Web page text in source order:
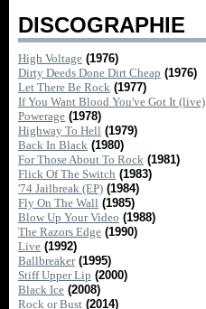
DISCOGRAPHIE
High Voltage (1976)
Dirty Deeds Done Dirt Cheap (1976)
Let There Be Rock (1977)
If You Want Blood You've Got It (live)
Powerage (1978)
Highway To Hell (1979)
Back In Black (1980)
For Those About To Rock (1981)
Flick Of The Switch (1983)
'74 Jailbreak (EP) (1984)
Fly On The Wall (1985)
Blow Up Your Video (1988)
The Razors Edge (1990)
Live (1992)
Ballbreaker (1995)
Stiff Upper Lip (2000)
Black Ice (2008)
Rock or Bust (2014)